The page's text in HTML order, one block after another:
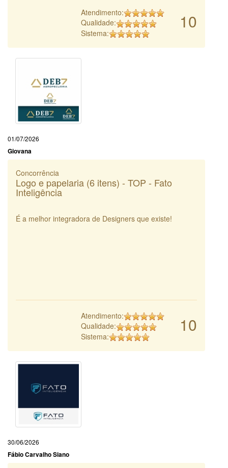
10
Atendimento:
Qualidade:
Sistema:
01/07/2026
Giovana
Concorrência
Logo e papelaria (6 itens) - TOP - Fato
Inteligência
É a melhor integradora de Designers que existe!
10
Atendimento:
Qualidade:
Sistema:
30/06/2026
Fábio Carvalho Siano